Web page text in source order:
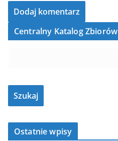
Centralny Katalog Zbiorów
Ostatnie wpisy